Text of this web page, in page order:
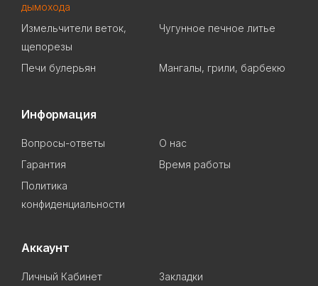
дымохода
Измельчители веток,
щепорезы
Чугунное печное литье
Печи булерьян Мангалы, грили, барбекю
Информация
Вопросы-ответы
О нас
Гарантия
Время работы
Политика
конфиденциальности
Аккаунт
Личный Кабинет Закладки